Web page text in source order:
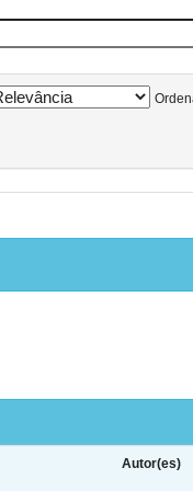
Autor(es)